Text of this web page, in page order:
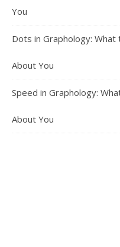
You
Dots in Graphology: What
About You
Speed in Graphology:
About You